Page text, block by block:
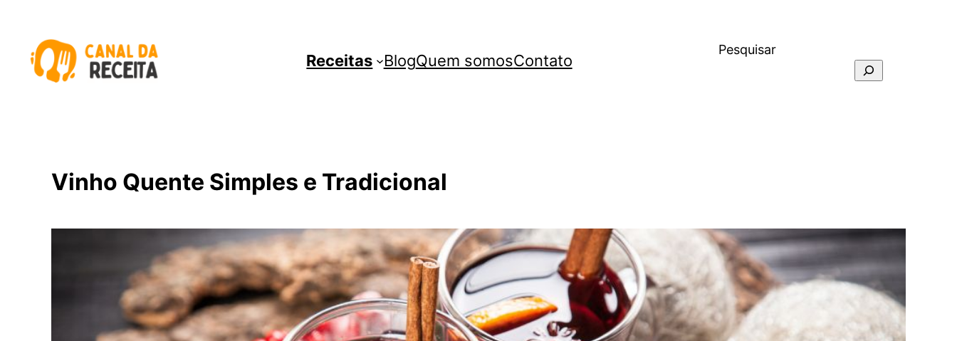
conteúdo
Receitas BlogQuem somosContato
Pesquisar
Vinho Quente Simples e Tradicional